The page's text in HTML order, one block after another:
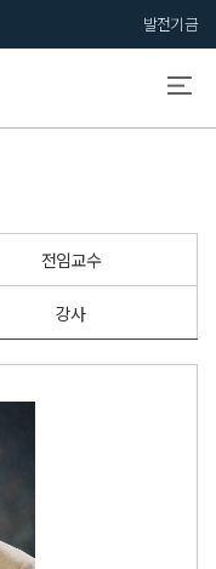
발전기금
전임교수
강사